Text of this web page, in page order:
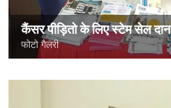
कैंसर पीड़ितो के लिए स्टेम सेल दान
फोटो गैलरी